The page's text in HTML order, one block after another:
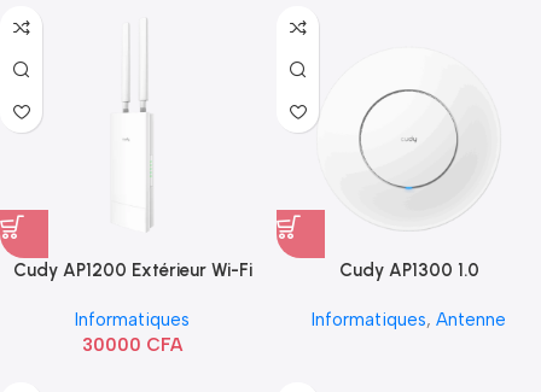
Cudy AP1200 Extérieur Wi-Fi
Informatiques
30000 CFA
Cudy AP1300 1.0
Informatiques, Antenne